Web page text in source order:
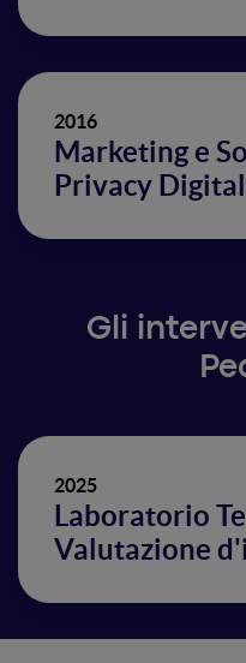
2016
Marketing e
Privacy
Gli
2025
Laboratorio
Valutazione